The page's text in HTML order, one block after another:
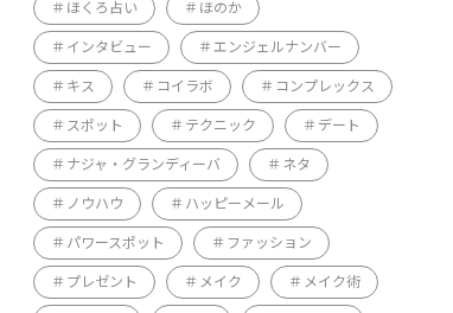
ほくろ占い ほのか
インタビュー エンジェルナンバー
キス コイラボ コンプレックス
スポット テクニック デート
ナジャ・グランディーバ ネタ
ノウハウ ハッピーメール
パワースポット ファッション
プレゼント メイク メイク術